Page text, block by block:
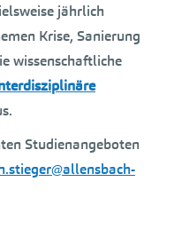
jährlich
Krise, Sanierung
wissenschaftliche
Studienangeboten